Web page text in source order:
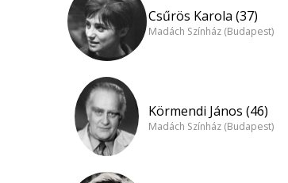
Csűrös Karola (37)
Madách Színház (Budapest)
Körmendi János (46)
Madách Színház (Budapest)